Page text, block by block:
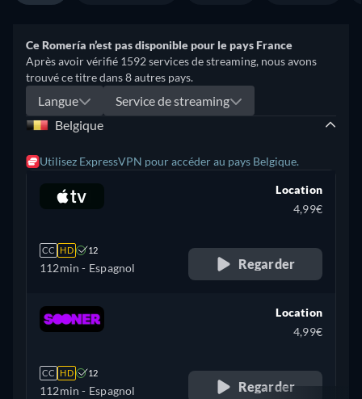
Ce Romería n’est pas disponible pour le pays France
Après avoir vérifié 1592 services de streaming, nous avons
trouvé ce titre dans 8 autres pays.
Langue
Service de streaming
Belgique
Utilisez ExpressVPN pour accéder au pays Belgique.
CC HD 12
112min - Espagnol
Location
4,99€
Regarder
CC HD 12
112min - Espagnol
Location
4,99€
Regarder